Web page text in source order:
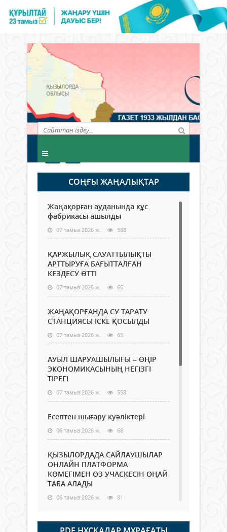
СОҢҒЫ ЖАҢАЛЫҚТАР
Жаңақорған ауданында құс
фабрикасы ашылды
07 тамыз 2026 ж. 588
ҚАРЖЫЛЫҚ САУАТТЫЛЫҚТЫ
АРТТЫРУҒА БАҒЫТТАЛҒАН
КЕЗДЕСУ ӨТТІ
07 тамыз 2026 ж. 65
ЖАҢАҚОРҒАНДА СУ ТАРАТУ
СТАНЦИЯСЫ ІСКЕ ҚОСЫЛДЫ
07 тамыз 2026 ж. 65
АУЫЛ ШАРУАШЫЛЫҒЫ – ӨҢІР
ЭКОНОМИКАСЫНЫҢ НЕГІЗГІ
ТІРЕГІ
07 тамыз 2026 ж. 558
Есептен шығару куәліктері
06 тамыз 2026 ж. 68
ҚЫЗЫЛОРДАДА САЙЛАУШЫЛАР
ОНЛАЙН ПЛАТФОРМА
КӨМЕГІМЕН ӨЗ УЧАСКЕСІН ОҢАЙ
ТАБА АЛАДЫ
06 тамыз 2026 ж. 81
Open Air: Қызылорда облысы